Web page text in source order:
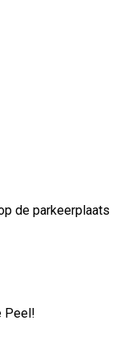
de parkeerplaats
Peel!